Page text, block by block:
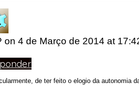
on 4 de Março de 2014 at
de ter feito o elogio da autonomia